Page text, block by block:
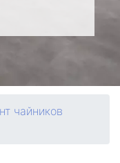
чайников